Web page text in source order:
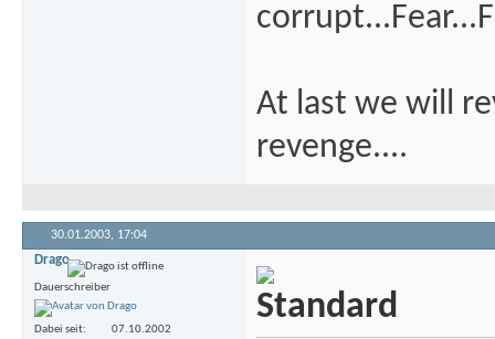
At last we will
revenge....
30.01.2003, 17:04
Drago
Dauerschreiber
Dabei seit
07.10.2002